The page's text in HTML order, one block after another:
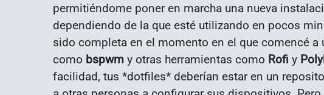
permitiéndome poner en marcha una nueva
dependiendo de la que esté utilizando en pocos
sido completa en el momento en el que comencé
como bspwm y otras herramientas como Rofi y
facilidad, tus *dotfiles* deberían estar en un